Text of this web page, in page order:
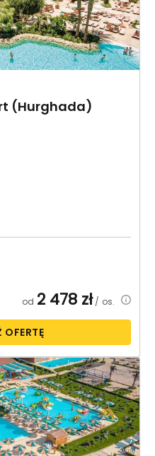
(Hurghada)
od 2 478 zł/ os.
OFERTĘ